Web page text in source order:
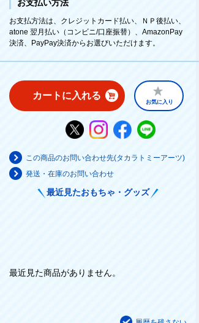
お支払い方法
お支払方法は、クレジットカード払い、ＮＰ後払い、
atone 翌月払い（コンビニ/口座振替）、AmazonPay
決済、PayPay決済からお選びいただけます。
カートに入れる
お気に入り
この商品のお問い合わせ先(タカラトミーアーツ)
発送・在庫のお問い合わせ
最近見たおもちゃ・グッズ
最近見た商品がありません。